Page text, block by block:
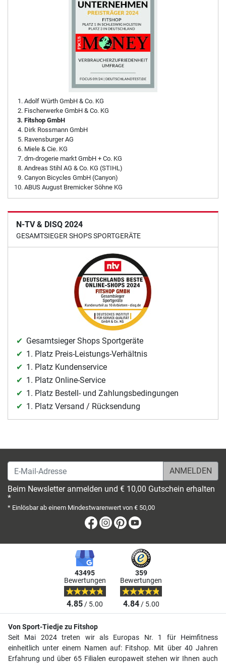
Adolf Würth GmbH & Co. KG
Fischerwerke GmbH & Co. KG
Fitshop GmbH
Dirk Rossmann GmbH
Ravensburger AG
Miele & Cie. KG
dm-drogerie markt GmbH + Co. KG
Andreas Stihl AG & Co. KG (STIHL)
Canyon Bicycles GmbH (Canyon)
ABUS August Bremicker Söhne KG
N-TV & DISQ 2024
GESAMTSIEGER SHOPS SPORTGERÄTE
Gesamtsieger Shops Sportgeräte
1. Platz Preis-Leistungs-Verhältnis
1. Platz Kundenservice
1. Platz Online-Service
1. Platz Bestell- und Zahlungsbedingungen
1. Platz Versand / Rücksendung
E-Mail-Adresse
Beim Newsletter anmelden und € 10,00 Gutschein erhalten
*
* Einlösbar ab einem Mindestwarenwert von € 50,00
Facebook
Instagram
Pinterest
43495
Bewertungen
4.85/ 5.00
359
Bewertungen
4.84/ 5.00
Von Sport-Tiedje zu Fitshop
Seit Mai 2024 treten wir als Europas Nr. 1 für Heimfitness
einheitlich unter einem Namen auf: Fitshop. Mit über 40 Jahren
Erfahrung und über 65 Filialen europaweit stehen wir Ihnen auch